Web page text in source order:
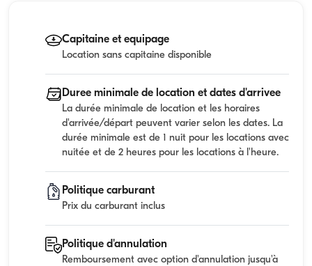
Capitaine et equipage
Location sans capitaine disponible
Duree minimale de location et dates d'arrivee
La durée minimale de location et les horaires
d'arrivée/départ peuvent varier selon les dates. La
durée minimale est de 1 nuit pour les locations avec
nuitée et de 2 heures pour les locations à l'heure.
Politique carburant
Prix du carburant inclus
Politique d'annulation
Remboursement avec option d'annulation jusqu'à